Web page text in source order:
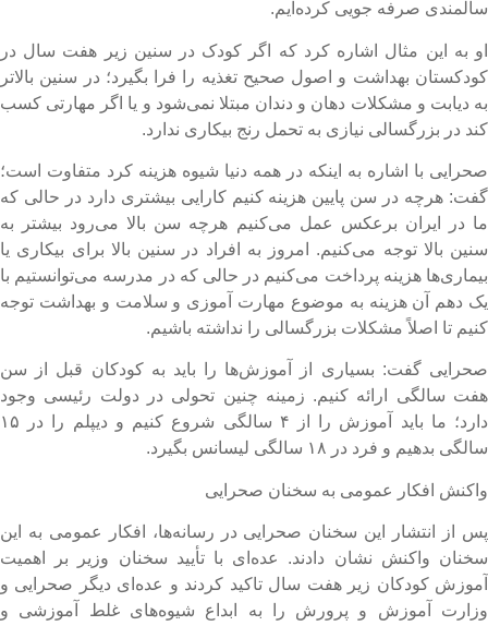
صرفه جویی کرده‌ایم.
به این مثال اشاره کرد که اگر کودک در سنین زیر هفت سال در
بهداشت و اصول صحیح تغذیه را فرا بگیرد؛ در سنین بالاتر
دیابت و مشکلات دهان و دندان مبتلا نمی‌شود و یا اگر مهارتی کسب
در بزرگسالی نیازی به تحمل رنج بیکاری ندارد.
با اشاره به اینکه در همه دنیا شیوه هزینه کرد متفاوت است؛
هرچه در سن پایین هزینه کنیم کارایی بیشتری دارد در حالی که
در ایران برعکس عمل می‌کنیم هرچه سن بالا می‌رود بیشتر به
بالا توجه می‌کنیم. امروز به افراد در سنین بالا برای بیکاری یا
هزینه پرداخت می‌کنیم در حالی که در مدرسه می‌توانستیم با
دهم آن هزینه به موضوع مهارت آموزی و سلامت و بهداشت توجه
تا اصلاً مشکلات بزرگسالی را نداشته باشیم.
گفت: بسیاری از آموزش‌ها را باید به کودکان قبل از سن
سالگی ارائه کنیم. زمینه چنین تحولی در دولت رئیسی وجود
دارد؛ ما باید آموزش را از ۴ سالگی شروع کنیم و دیپلم را در ۱۵
بدهیم و فرد در ۱۸ سالگی لیسانس بگیرد.
افکار عمومی به سخنان صحرایی
از انتشار این سخنان صحرایی در رسانه‌ها، افکار عمومی به این
واکنش نشان دادند. عده‌ای با تأیید سخنان وزیر بر اهمیت
کودکان زیر هفت سال تاکید کردند و عده‌ای دیگر صحرایی و
آموزش و پرورش را به ابداع شیوه‌های غلط آموزشی و